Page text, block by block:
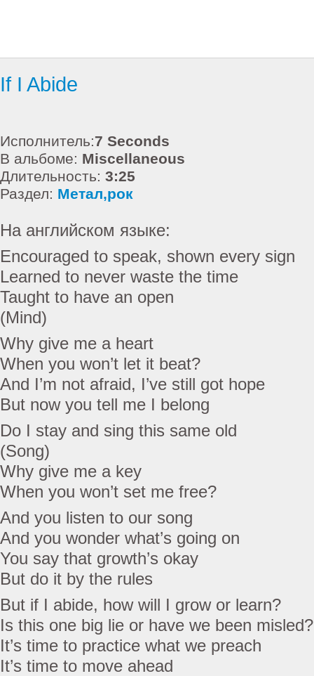
If I Abide
Исполнитель:7 Seconds
В альбоме: Miscellaneous
Длительность: 3:25
Раздел: Метал,рок
На английском языке:
Encouraged to speak, shown every sign
Learned to never waste the time
Taught to have an open
(Mind)
Why give me a heart
When you won’t let it beat?
And I’m not afraid, I’ve still got hope
But now you tell me I belong
Do I stay and sing this same old
(Song)
Why give me a key
When you won’t set me free?
And you listen to our song
And you wonder what’s going on
You say that growth’s okay
But do it by the rules
But if I abide, how will I grow or learn?
Is this one big lie or have we been misled?
It’s time to practice what we preach
It’s time to move ahead